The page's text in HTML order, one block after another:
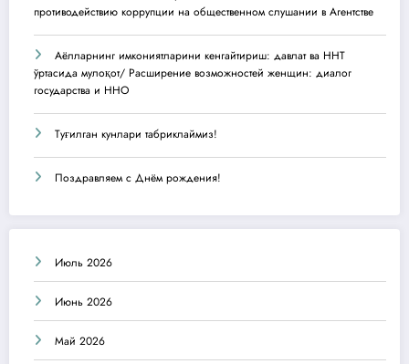
противодействию коррупции на общественном слушании в Агентстве
Аёлларнинг имкониятларини кенгайтириш: давлат ва ННТ
ўртасида мулоқот/ Расширение возможностей женщин: диалог
государства и ННО
Туғилган кунлари табриклаймиз!
Поздравляем с Днём рождения!
Июль 2026
Июнь 2026
Май 2026